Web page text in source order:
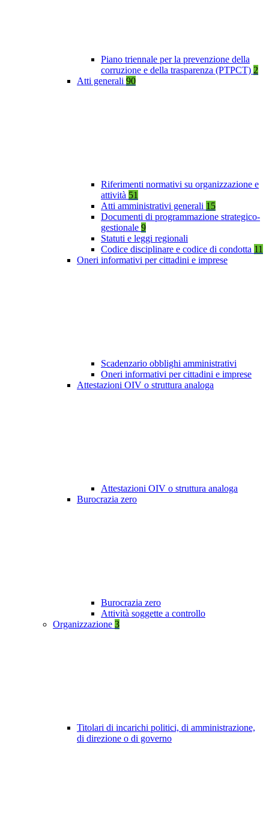
Piano triennale per la prevenzione della
corruzione e della trasparenza (PTPCT) 2
Atti generali 90
Riferimenti normativi su organizzazione e
attività 51
Atti amministrativi generali 15
Documenti di programmazione strategico-
gestionale 9
Statuti e leggi regionali
Codice disciplinare e codice di condotta 11
Oneri informativi per cittadini e imprese
Scadenzario obblighi amministrativi
Oneri informativi per cittadini e imprese
Attestazioni OIV o struttura analoga
Attestazioni OIV o struttura analoga
Burocrazia zero
Burocrazia zero
Attività soggette a controllo
Organizzazione 3
Titolari di incarichi politici, di amministrazione,
di direzione o di governo